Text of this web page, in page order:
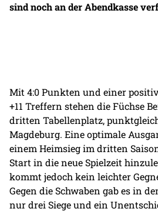
sind noch an der Abendkasse
Mit 4:0 Punkten und einer
+11 Treffern stehen die Füchse
dritten Tabellenplatz,
Magdeburg. Eine optimale
einem Heimsieg im dritten
Start in die neue Spielzeit
kommt jedoch kein leichter
Gegen die Schwaben gab es in
nur drei Siege und ein